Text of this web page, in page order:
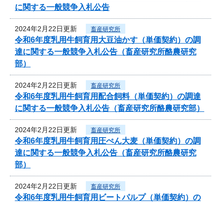
に関する一般競争入札公告
2024年2月22日更新 畜産研究所
令和6年度乳用牛飼育用大豆油かす（単価契約）の調
達に関する一般競争入札公告（畜産研究所酪農研究
部）
2024年2月22日更新 畜産研究所
令和6年度乳用牛飼育用配合飼料（単価契約）の調達
に関する一般競争入札公告（畜産研究所酪農研究部）
2024年2月22日更新 畜産研究所
令和6年度乳用牛飼育用圧ぺん大麦（単価契約）の調
達に関する一般競争入札公告（畜産研究所酪農研究
部）
2024年2月22日更新 畜産研究所
令和6年度乳用牛飼育用ビートパルプ（単価契約）の